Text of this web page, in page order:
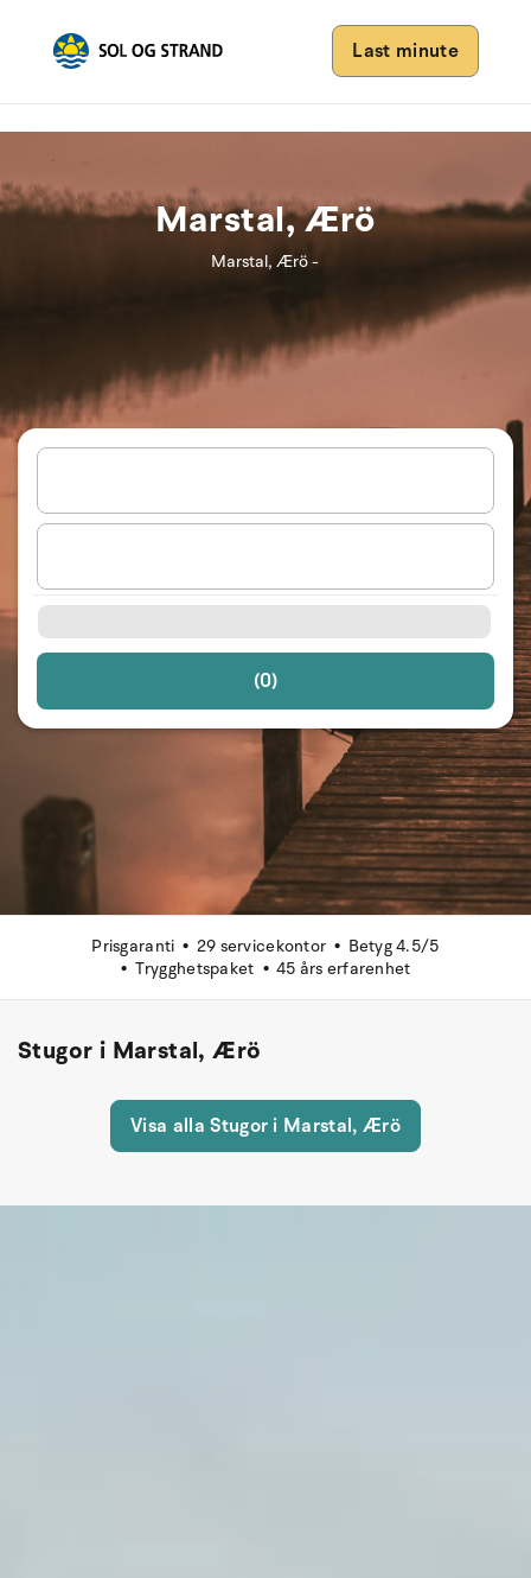
Last minute
(0)
Marstal, Ærö
Marstal, Ærö -
Prisgaranti 29 servicekontor
Betyg 4.5/5
Trygghetspaket
45 års erfarenhet
Stugor i Marstal, Ærö
Visa alla Stugor i Marstal, Ærö